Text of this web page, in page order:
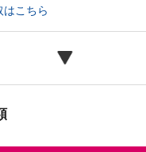
はこちら